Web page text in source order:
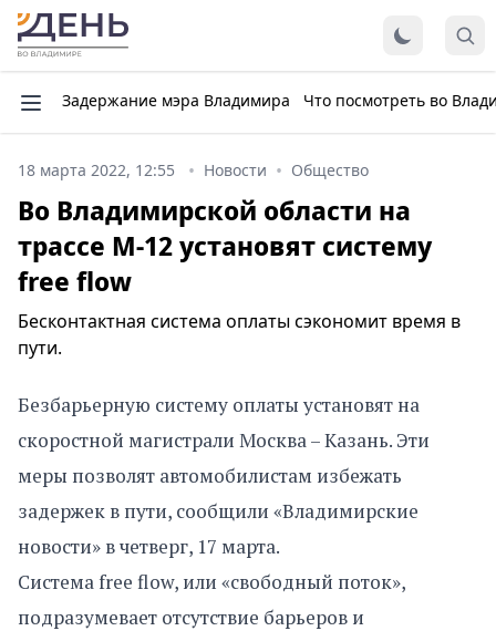
Задержание мэра Владимира Что посмотреть во
18 марта 2022, 12:55 Новости Общество
Во Владимирской области на
трассе М-12 установят систему
free flow
Бесконтактная система оплаты сэкономит время в
пути.
Безбарьерную систему оплаты установят на
скоростной магистрали Москва – Казань. Эти
меры позволят автомобилистам избежать
задержек в пути, сообщили «Владимирские
новости» в четверг, 17 марта.
Система free flow, или «свободный поток»,
подразумевает отсутствие барьеров и